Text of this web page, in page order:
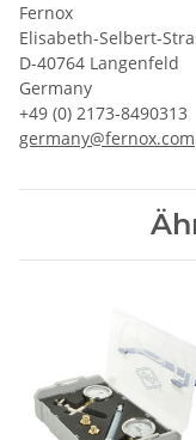
Fernox
Elisabeth-Selbert-
D-40764 Langenfeld
Germany
+49 (0) 2173-8490313
germany@fernox.com